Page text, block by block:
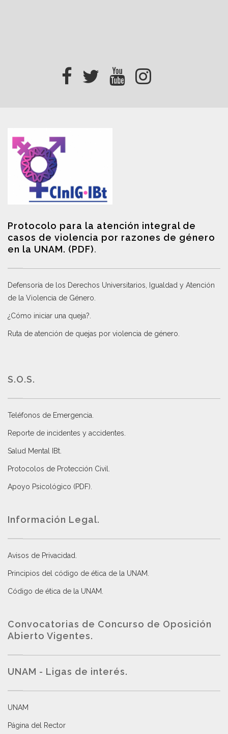
Protocolo para la atención integral de
casos de violencia por razones de género
en la UNAM. (PDF).
Defensoría de los Derechos Universitarios, Igualdad y Atención
de la Violencia de Género
¿Cómo iniciar una queja?
Ruta de atención de quejas por violencia de género
S.O.S.
Teléfonos de Emergencia.
Reporte de incidentes y accidentes
Salud Mental IBt
Protocolos de Protección Civil
Apoyo Psicológico (PDF)
Información Legal.
Avisos de Privacidad
Principios del código de ética de la UNAM
Código de ética de la UNAM
Convocatorias de Concurso de Oposición
Abierto Vigentes.
UNAM - Ligas de interés.
UNAM
Página del Rector